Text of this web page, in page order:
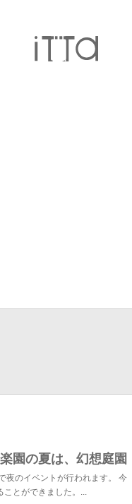
園の夏は、幻想庭園
夜のイベントが行われます。 今
ことができました。...